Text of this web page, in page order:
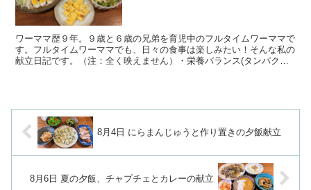
ワーママ歴９年。９歳と６歳の兄弟を育児中のフルタイムワーママで
す。フルタイムワーママでも、日々の食事は楽しみたい！そんな私の
献立日記です。（注：全く映えません）・栄養バランス(タンパク質
8月4日 にらまんじゅうと作り置きの夕飯献立
8月6日 夏の夕飯、チャプチェとカレーの献立